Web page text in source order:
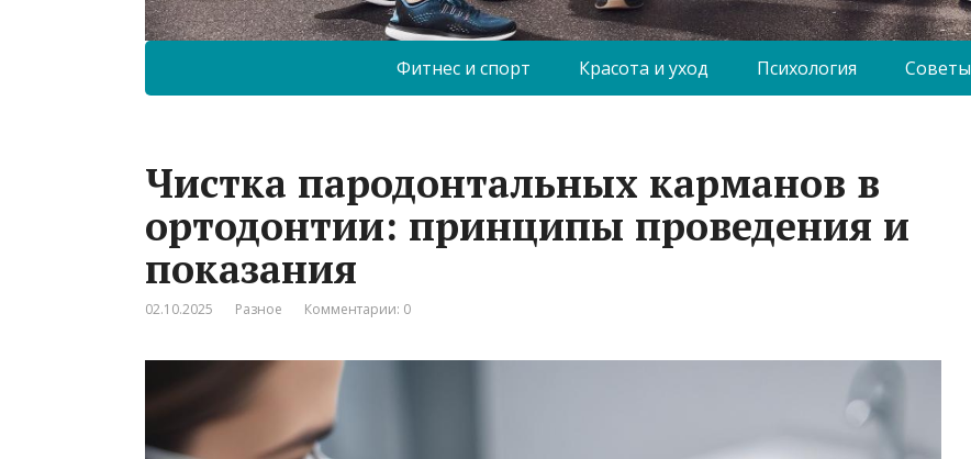
Фитнес и спорт Красота и уход Психология Советы
Чистка пародонтальных карманов в
ортодонтии: принципы проведения и
показания
02.10.2025 Разное Комментарии: 0